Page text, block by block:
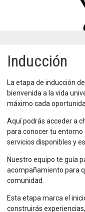
我们是谁
Intranet Docente
Egresados
Alumnos
Admisión
Inducción
La etapa de inducción
bienvenida a la vida
máximo cada
Aquí podrás acceder a
para conocer tu
servicios disponibles y
Nuestro equipo te guía
acompañamiento para
comunidad.
Esta etapa marca el
construirás